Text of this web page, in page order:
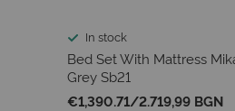
In stock
Bed Set With Mattress
Grey Sb21
€1,390.71/2.719,99 BGN